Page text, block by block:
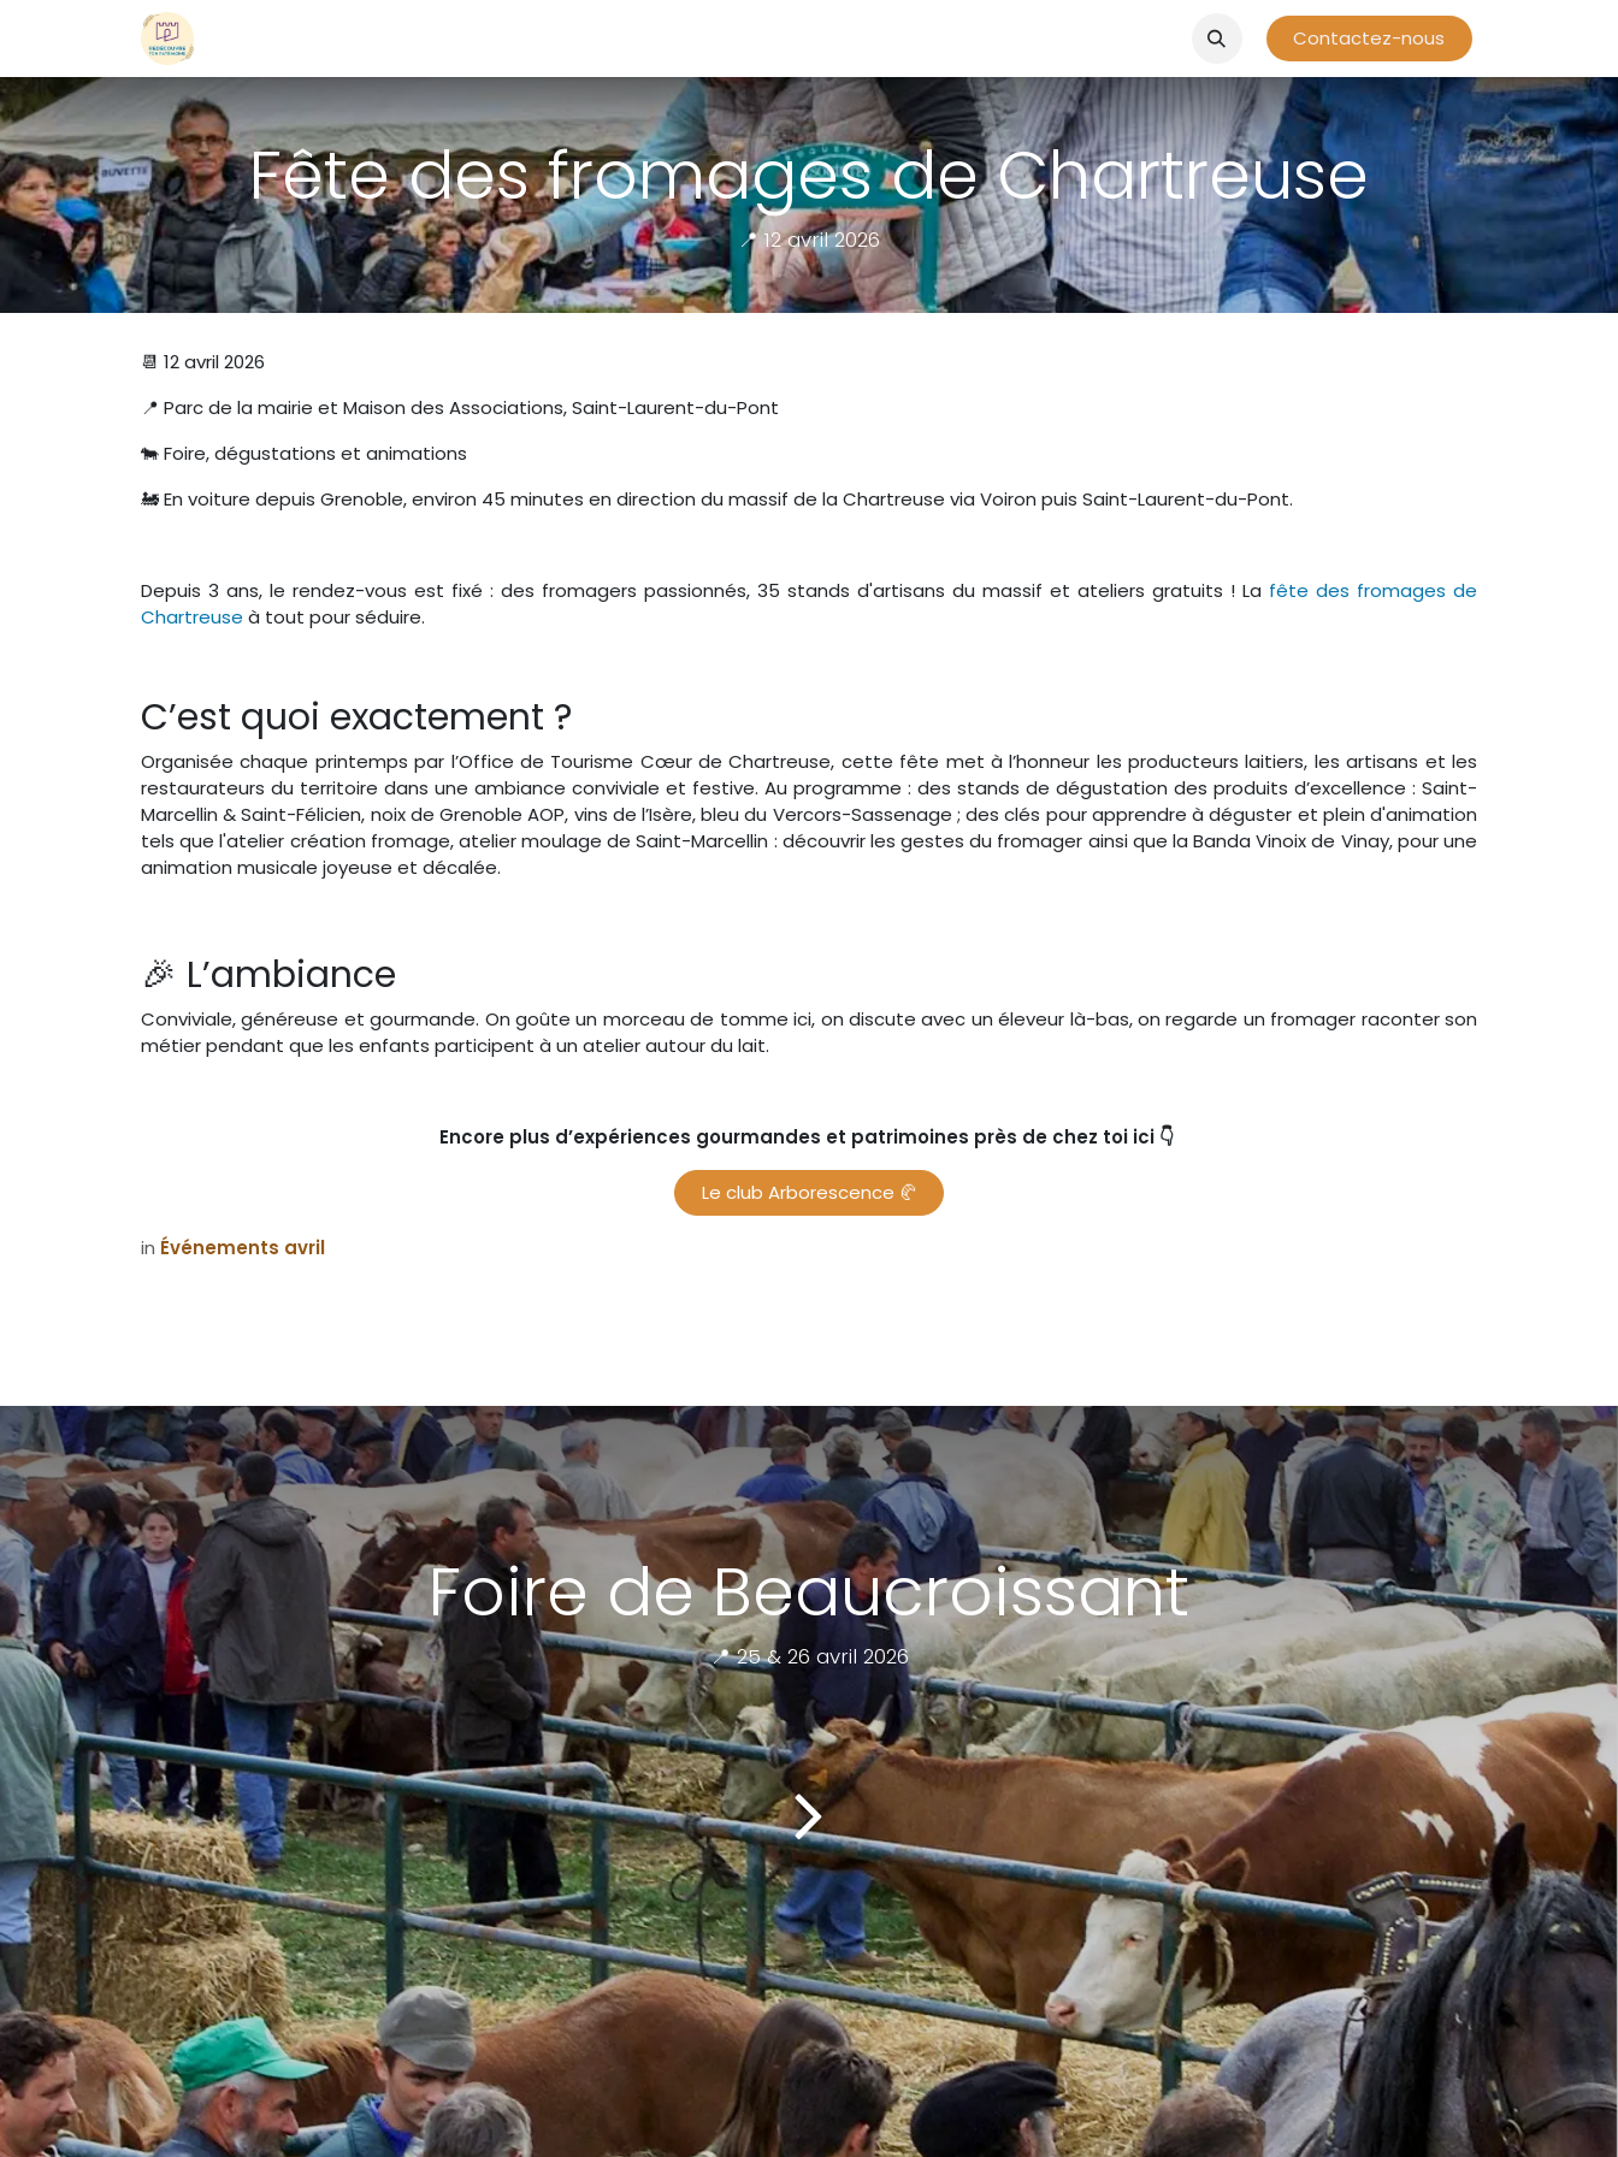
Se rendre au contenu
Contactez-nous
Fête des fromages de Chartreuse
📍 12 avril 2026
📆 12 avril 2026
📍 Parc de la mairie et Maison des Associations, Saint-Laurent-du-Pont
🐄 Foire, dégustations et animations
🚂 En voiture depuis Grenoble, environ 45 minutes en direction du massif de la Chartreuse via Voiron puis Saint-Laurent-du-Pont.
Depuis 3 ans, le rendez-vous est fixé : des fromagers passionnés, 35 stands d'artisans du massif et ateliers gratuits ! La fête des fromages de
Chartreuse à tout pour séduire.
C’est quoi exactement ?
Organisée chaque printemps par l’Office de Tourisme Cœur de Chartreuse, cette fête met à l’honneur les producteurs laitiers, les artisans et les
restaurateurs du territoire dans une ambiance conviviale et festive. Au programme : des stands de dégustation des produits d’excellence : Saint-
Marcellin & Saint-Félicien, noix de Grenoble AOP, vins de l’Isère, bleu du Vercors-Sassenage ; des clés pour apprendre à déguster et plein d'animation
tels que l'atelier création fromage, atelier moulage de Saint-Marcellin : découvrir les gestes du fromager ainsi que la Banda Vinoix de Vinay, pour une
animation musicale joyeuse et décalée.
🎉 L’ambiance
Conviviale, généreuse et gourmande. On goûte un morceau de tomme ici, on discute avec un éleveur là-bas, on regarde un fromager raconter son
métier pendant que les enfants participent à un atelier autour du lait.
Encore plus d’expériences gourmandes et patrimoines près de chez toi ici 👇
Le club Arborescence 🥐
in Événements avril
Foire de Beaucroissant
📍 25 & 26 avril 2026